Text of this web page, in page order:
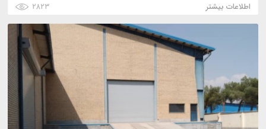
اطلاعات بیشتر
۲۸۲۳